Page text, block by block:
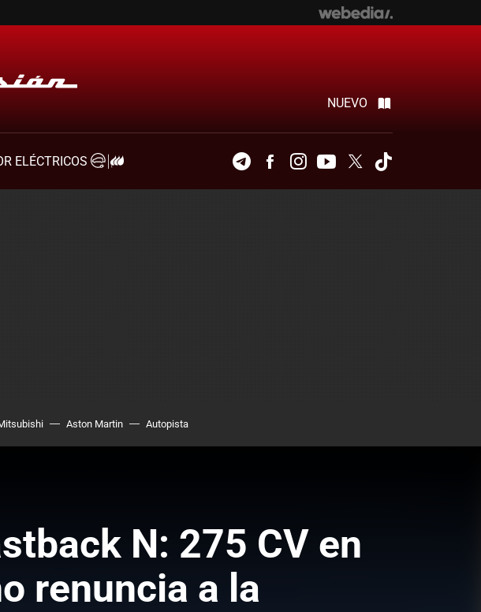
NUEVO
ELÉCTRICOS
TelegramFacebookInstagramYoutubeTwitter
Aston Martin Autopista
N: 275 CV en
renuncia a la